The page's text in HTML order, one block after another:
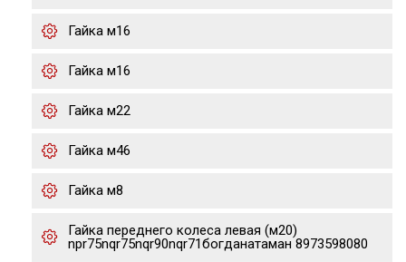
Гайка м16
Гайка м16
Гайка м22
Гайка м46
Гайка м8
Гайка переднего колеса левая (м20)
npr75nqr75nqr90nqr71богданатаман 8973598080